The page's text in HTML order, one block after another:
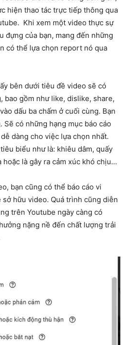
hiện thao tác trực tiếp thông qua
Khi xem một video thực sự
đựng của bạn, mang đến những
có thể lựa chọn report nó qua
bên dưới tiêu đề video sẽ có
bao gồm như like, dislike, share,
dấu ba chấm ở cuối cùng. Bạn
Sẽ có những hạng mục báo cáo
dàng cho việc lựa chọn nhất.
biểu như là: khiêu dâm, quấy
hoặc là gây ra cảm xúc khó chịu…
bạn cũng có thể báo cáo vi
hữu video. Quá trình cũng diễn
trên Youtube ngày càng có
nặng nề đến chất lượng trải